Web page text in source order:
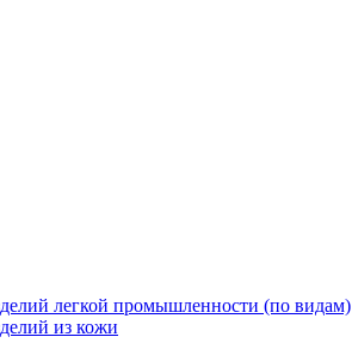
легкой промышленности (по видам)
из кожи